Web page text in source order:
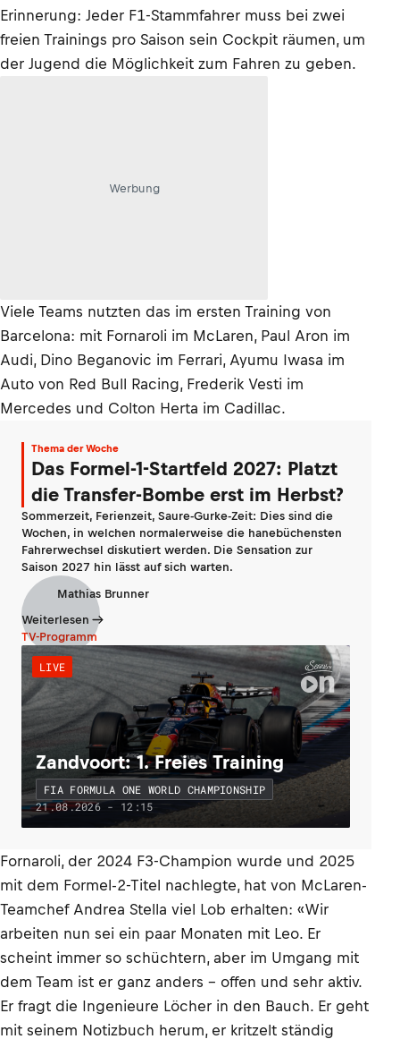
Erinnerung: Jeder F1-Stammfahrer muss bei zwei
freien Trainings pro Saison sein Cockpit räumen, um
der Jugend die Möglichkeit zum Fahren zu geben.
Werbung
Viele Teams nutzten das im ersten Training von
Barcelona: mit Fornaroli im McLaren, Paul Aron im
Audi, Dino Beganovic im Ferrari, Ayumu Iwasa im
Auto von Red Bull Racing, Frederik Vesti im
Mercedes und Colton Herta im Cadillac.
Thema der Woche
Das Formel-1-Startfeld 2027: Platzt
die Transfer-Bombe erst im Herbst?
Sommerzeit, Ferienzeit, Saure-Gurke-Zeit: Dies sind die
Wochen, in welchen normalerweise die hanebüchensten
Fahrerwechsel diskutiert werden. Die Sensation zur
Saison 2027 hin lässt auf sich warten.
Mathias Brunner
Weiterlesen
TV-Programm
LIVE
Zandvoort: 1. Freies Training
FIA FORMULA ONE WORLD CHAMPIONSHIP
21.08.2026 - 12:15
Fornaroli, der 2024 F3-Champion wurde und 2025
mit dem Formel-2-Titel nachlegte, hat von McLaren-
Teamchef Andrea Stella viel Lob erhalten: «Wir
arbeiten nun sei ein paar Monaten mit Leo. Er
scheint immer so schüchtern, aber im Umgang mit
dem Team ist er ganz anders – offen und sehr aktiv.
Er fragt die Ingenieure Löcher in den Bauch. Er geht
mit seinem Notizbuch herum, er kritzelt ständig